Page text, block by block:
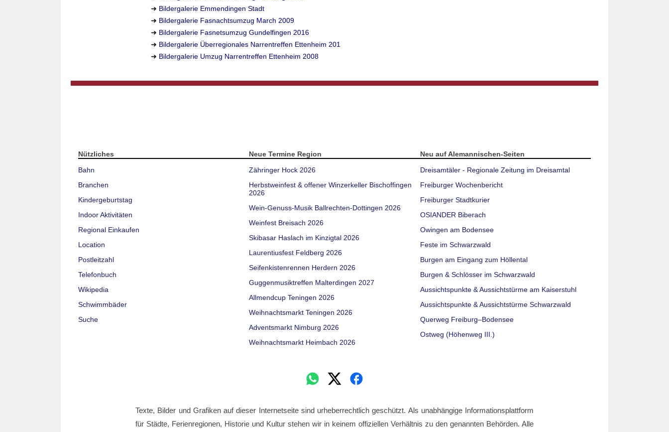
➔ Bildergalerie Emmendingen Stadt
➔ Bildergalerie Fasnachtsumzug March 2009
➔ Bildergalerie Fasnetsumzug Gundelfingen 2016
➔ Bildergalerie Überregionales Narrentreffen Ettenheim 201
➔ Bildergalerie Umzug Narrentreffen Ettenheim 2008
Nützliches
Bahn
Branchen
Kindergeburtstag
Indoor Aktivitäten
Regional Einkaufen
Location
Postleitzahl
Telefonbuch
Wikipedia
Schwimmbäder
Suche
Neue Termine Region
Zähringer Hock 2026
Herbstweinfest & offener Winzerkeller Bischoffingen
2026
Wein-Genuss-Musik Ballrechten-Dottingen 2026
Weinfest Breisach 2026
Skibasar Haslach im Kinzigtal 2026
Laurentiusfest Feldberg 2026
Seifenkistenrennen Herdern 2026
Guggenmusiktreffen Malterdingen 2027
Allmendcup Teningen 2026
Weihnachtsmarkt Teningen 2026
Adventsmarkt Nimburg 2026
Weihnachtsmarkt Heimbach 2026
Neu auf Alemannischen-Seiten
Dreisamtäler - Regionale Zeitung im Dreisamtal
Freiburger Wochenbericht
Freiburger Stadtkurier
OSIANDER Biberach
Owingen am Bodensee
Feste im Schwarzwald
Burgen am Eingang zum Höllental
Burgen & Schlösser im Schwarzwald
Aussichtspunkte & Aussichtstürme am Kaiserstuhl
Aussichtspunkte & Aussichtstürme Schwarzwald
Querweg Freiburg–Bodensee
Ostweg (Höhenweg III.)
Texte, Bilder und Grafiken auf dieser Internetseite sind urheberrechtlich geschützt. Als unabhängige Informationsplattform
für Städte, Ferienregionen, Historie und Kultur stehen wir in keinem offiziellen Verhältnis zu den genannten Behörden. Alle